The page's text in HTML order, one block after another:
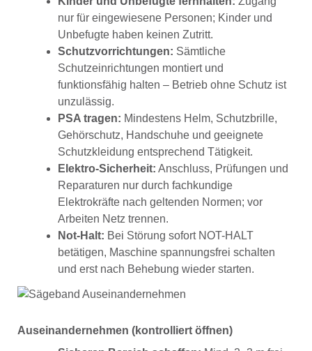
nur für eingewiesene Personen; Kinder und
Unbefugte haben keinen Zutritt.
Schutzvorrichtungen: Sämtliche
Schutzeinrichtungen montiert und
funktionsfähig halten – Betrieb ohne Schutz ist
unzulässig.
PSA tragen: Mindestens Helm, Schutzbrille,
Gehörschutz, Handschuhe und geeignete
Schutzkleidung entsprechend Tätigkeit.
Elektro-Sicherheit: Anschluss, Prüfungen und
Reparaturen nur durch fachkundige
Elektrokräfte nach geltenden Normen; vor
Arbeiten Netz trennen.
Not-Halt: Bei Störung sofort NOT-HALT
betätigen, Maschine spannungsfrei schalten
und erst nach Behebung wieder starten.
Auseinandernehmen (kontrolliert öffnen)